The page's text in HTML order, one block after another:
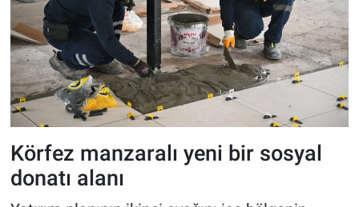
Körfez manzaralı yeni bir sosyal
donatı alanı